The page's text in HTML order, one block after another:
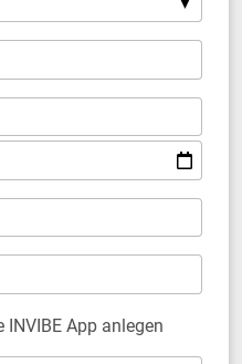
App anlegen